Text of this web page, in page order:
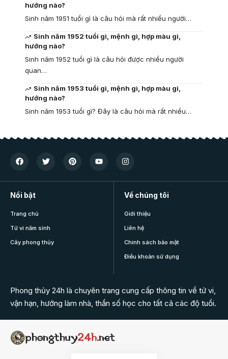
hướng nào?
Sinh năm 1951 tuổi gì là câu hỏi mà rất nhiều người…
Sinh năm 1952 tuổi gì, mệnh gì, hợp màu gì,
hướng nào?
Sinh năm 1952 tuổi gì là câu hỏi được nhiều người
quan…
Sinh năm 1953 tuổi gì, mệnh gì, hợp màu gì,
hướng nào?
Sinh năm 1953 tuổi gì? Đây là câu hỏi mà rất nhiều…
Nổi bật
Trang chủ
Tử vi năm sinh
Cây phong thủy
Về chúng tôi
Giới thiệu
Liên hệ
Chính sách bảo mật
Điều khoản sử dụng
Phong thủy 24h là chuyên trang cung cấp thông tin về tử vi,
vận hạn, hướng làm nhà, thần số học cho tất cả các độ tuổi.